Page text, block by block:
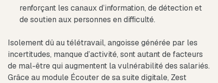
renforçant les canaux d’information, de détection et
de soutien aux personnes en difficulté.
Isolement dû au télétravail, angoisse générée par les
incertitudes, manque d’activité, sont autant de facteurs
de mal-être qui augmentent la vulnérabilité des salariés.
Grâce au module Écouter de sa suite digitale, Zest